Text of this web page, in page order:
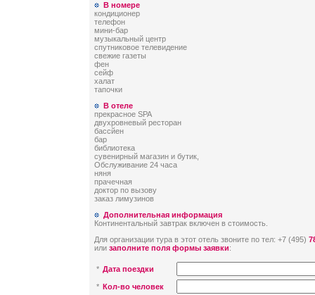
В номере
кондиционер
телефон
мини-бар
музыкальный центр
спутниковое телевидение
свежие газеты
фен
сейф
халат
тапочки
В отеле
прекрасное SPA
двухровневый ресторан
бассйен
бар
библиотека
сувенирный магазин и бутик,
Обслуживание 24 часа
няня
прачечная
доктор по вызову
заказ лимузинов
Дополнительная информация
Континентальный завтрак включен в стоимость.
Для организации тура в этот отель звоните по тел: +7 (495)
или заполните поля формы заявки:
* Дата поездки
* Кол-во человек